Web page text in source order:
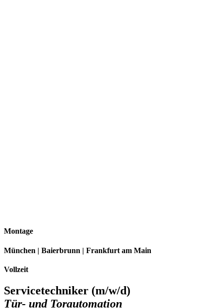
Montage
München | Baierbrunn | Frankfurt am Main
Vollzeit
Servicetechniker (m/w/d)
Tür- und Torautomation